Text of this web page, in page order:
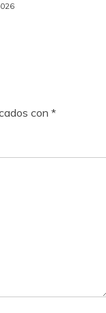
con *